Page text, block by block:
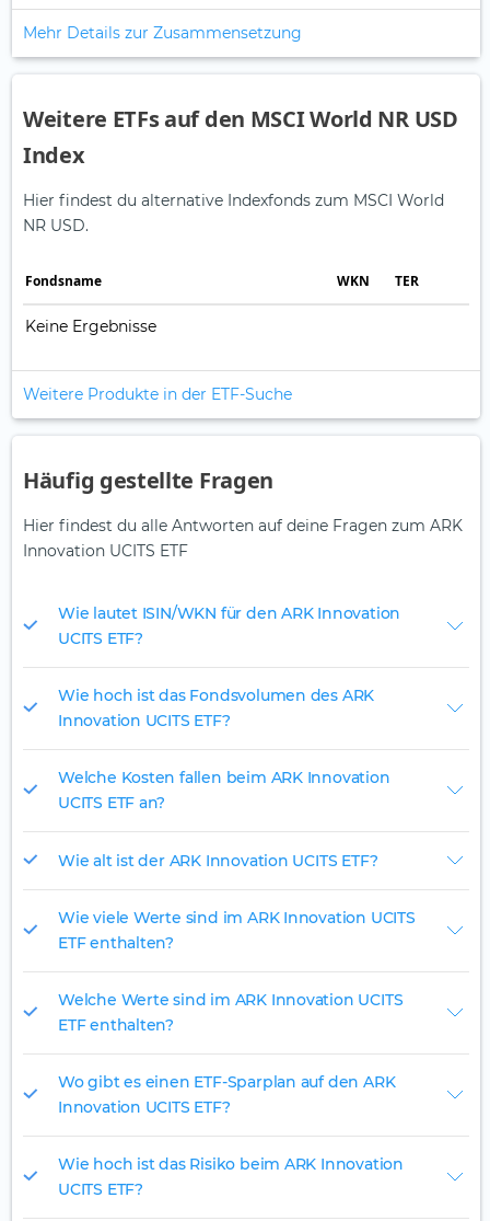
Mehr Details zur Zusammensetzung
Weitere ETFs auf den MSCI World NR USD
Index
Hier findest du alternative Indexfonds zum MSCI World
NR USD.
Fonds­name WKN TER
Keine Ergebnisse
Weitere Produkte in der ETF-Suche
Häufig gestellte Fragen
Hier findest du alle Antworten auf deine Fragen zum ARK
Innovation UCITS ETF
Wie lautet ISIN/WKN für den ARK Innovation
UCITS ETF?
Wie hoch ist das Fondsvolumen des ARK
Innovation UCITS ETF?
Welche Kosten fallen beim ARK Innovation
UCITS ETF an?
Wie alt ist der ARK Innovation UCITS ETF?
Wie viele Werte sind im ARK Innovation UCITS
ETF enthalten?
Welche Werte sind im ARK Innovation UCITS
ETF enthalten?
Wo gibt es einen ETF-Sparplan auf den ARK
Innovation UCITS ETF?
Wie hoch ist das Risiko beim ARK Innovation
UCITS ETF?